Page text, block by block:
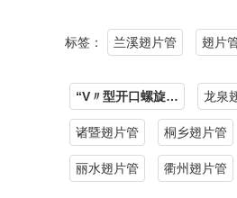
标签： 兰溪翅片管 翅片
“V〃型开口螺旋… 龙泉
诸暨翅片管 桐乡翅片管
丽水翅片管 衢州翅片管